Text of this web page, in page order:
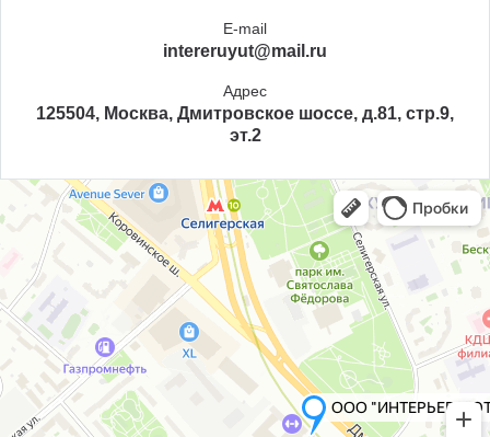
E-mail
intereruyut@mail.ru
Адрес
125504, Москва, Дмитровское шоссе, д.81, стр.9,
эт.2